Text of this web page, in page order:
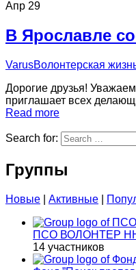
Апр 29
В Ярославле
VarusВолонтерская
Дорогие друзья!
приглашает всех
Read more
Search for:
Группы
Новые Активные
ПСО ВОЛОНТЕР
14 участников